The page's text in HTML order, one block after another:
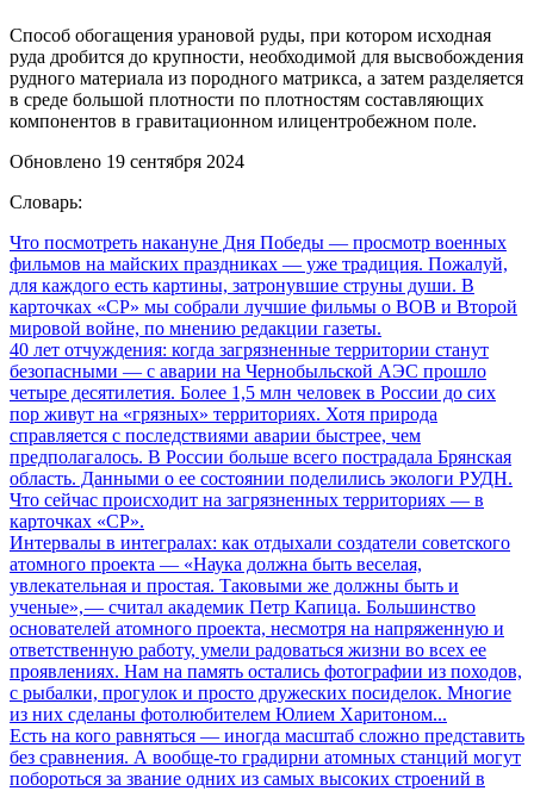
Способ обогащения урановой руды, при котором исходная
руда дробится до крупности, необходимой для высвобождения
рудного материала из породного матрикса, а затем разделяется
в среде большой плотности по плотностям составляющих
компонентов в гравитационном илицентробежном поле.
Обновлено 19 сентября 2024
Словарь:
Что посмотреть накануне Дня Победы — просмотр военных
фильмов на майских праздниках — уже традиция. Пожалуй,
для каждого есть картины, затронувшие струны души. В
карточках «СР» мы собрали лучшие фильмы о ВОВ и Второй
мировой войне, по мнению редакции газеты.
40 лет отчуждения: когда загрязненные территории станут
безопасными — с аварии на Чернобыльской АЭС прошло
четыре десятилетия. Более 1,5 млн человек в России до сих
пор живут на «грязных» территориях. Хотя природа
справляется с последствиями аварии быстрее, чем
предполагалось. В России больше всего пострадала Брянская
область. Данными о ее состоянии поделились экологи РУДН.
Что сейчас происходит на загрязненных территориях — в
карточках «СР».
Интервалы в интегралах: как отдыхали создатели советского
атомного проекта — «Наука должна быть веселая,
увлекательная и простая. Таковыми же должны быть и
ученые», — считал академик Петр Капица. Большинство
основателей атомного проекта, несмотря на напряженную и
ответственную работу, умели радоваться жизни во всех ее
проявлениях. Нам на память остались фотографии из походов,
с рыбалки, прогулок и просто дружеских посиделок. Многие
из них сделаны фотолюбителем Юлием Харитоном...
Есть на кого равняться — иногда масштаб сложно представить
без сравнения. А вообще-то градирни атомных станций могут
побороться за звание одних из самых высоких строений в